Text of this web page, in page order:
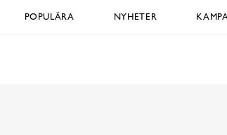
POPULÄRA NYHETER